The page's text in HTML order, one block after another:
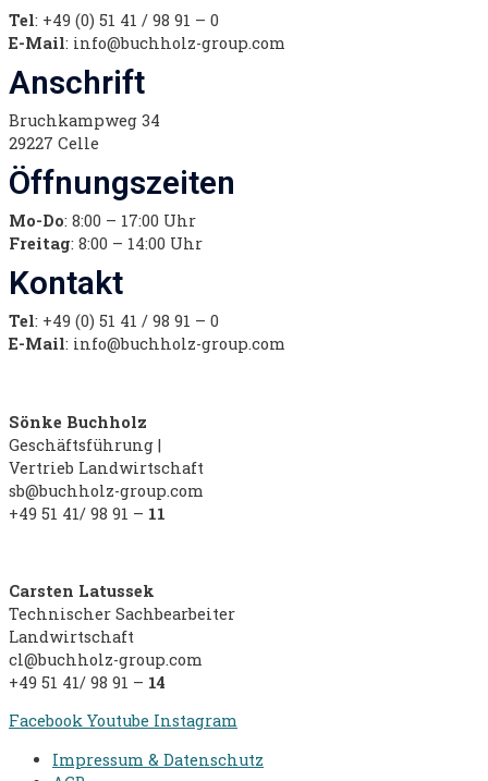
Tel: +49 (0) 51 41 / 98 91 – 0
E-Mail: info@buchholz-group.com
Anschrift
Bruchkampweg 34
29227 Celle
Öffnungszeiten
Mo-Do: 8:00 – 17:00 Uhr
Freitag: 8:00 – 14:00 Uhr
Kontakt
Tel: +49 (0) 51 41 / 98 91 – 0
E-Mail: info@buchholz-group.com
Sönke Buchholz
Geschäftsführung |
Vertrieb Landwirtschaft
sb@buchholz-group.com
+49 51 41/ 98 91 – 11
Carsten Latussek
Technischer Sachbearbeiter
Landwirtschaft
cl@buchholz-group.com
+49 51 41/ 98 91 – 14
Facebook Youtube Instagram
Impressum & Datenschutz